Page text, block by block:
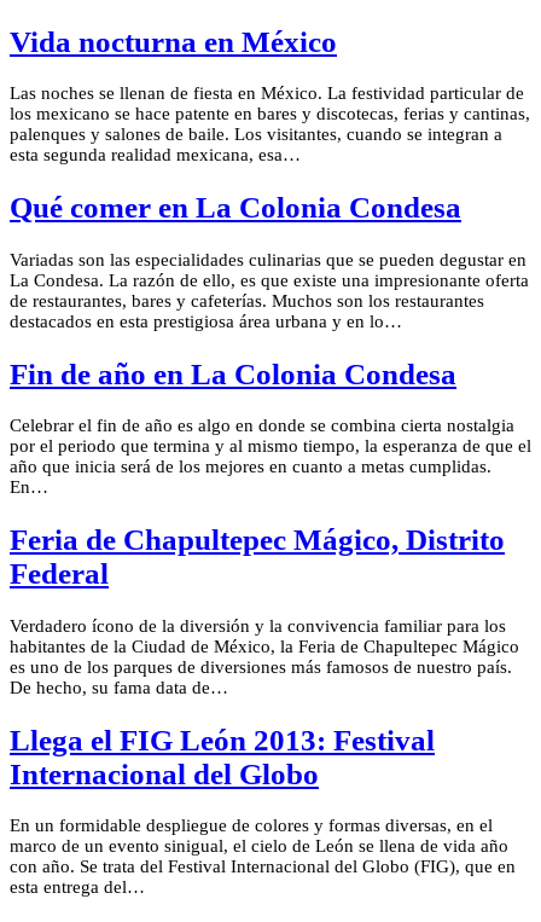
Vida nocturna en México
Las noches se llenan de fiesta en México. La festividad particular de
los mexicano se hace patente en bares y discotecas, ferias y cantinas,
palenques y salones de baile. Los visitantes, cuando se integran a
esta segunda realidad mexicana, esa…
Qué comer en La Colonia Condesa
Variadas son las especialidades culinarias que se pueden degustar en
La Condesa. La razón de ello, es que existe una impresionante oferta
de restaurantes, bares y cafeterías. Muchos son los restaurantes
destacados en esta prestigiosa área urbana y en lo…
Fin de año en La Colonia Condesa
Celebrar el fin de año es algo en donde se combina cierta nostalgia
por el periodo que termina y al mismo tiempo, la esperanza de que el
año que inicia será de los mejores en cuanto a metas cumplidas.
En…
Feria de Chapultepec Mágico, Distrito
Federal
Verdadero ícono de la diversión y la convivencia familiar para los
habitantes de la Ciudad de México, la Feria de Chapultepec Mágico
es uno de los parques de diversiones más famosos de nuestro país.
De hecho, su fama data de…
Llega el FIG León 2013: Festival
Internacional del Globo
En un formidable despliegue de colores y formas diversas, en el
marco de un evento sinigual, el cielo de León se llena de vida año
con año. Se trata del Festival Internacional del Globo (FIG), que en
esta entrega del…